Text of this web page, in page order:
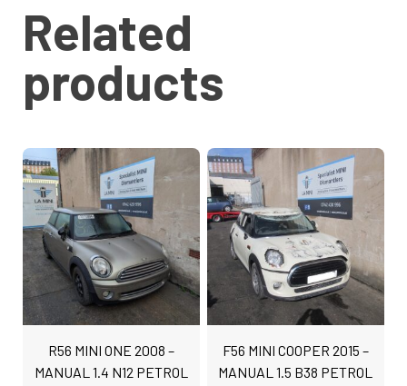
Related
products
R56 MINI ONE 2008 –
MANUAL 1.4 N12 PETROL
F56 MINI COOPER 2015 –
MANUAL 1.5 B38 PETROL